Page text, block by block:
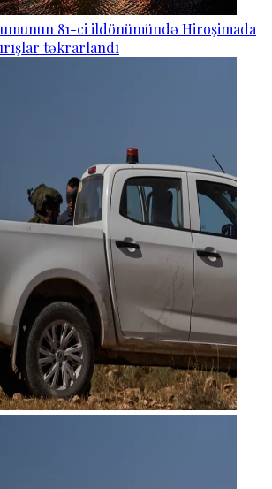
81-ci ildönümündə Hiroşimada
təkrarlandı